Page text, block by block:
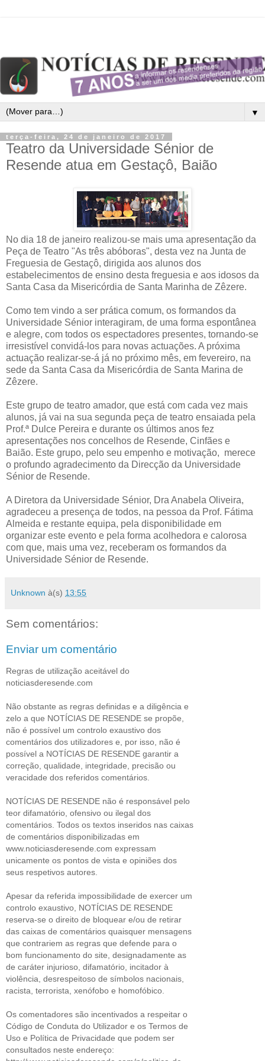
▼
terça-feira, 24 de janeiro de 2017
Teatro da Universidade Sénior de
Resende atua em Gestaçô, Baião
No dia 18 de janeiro realizou-se mais uma apresentação da
Peça de Teatro "As três abóboras", desta vez na Junta de
Freguesia de Gestaçô, dirigida aos alunos dos
estabelecimentos de ensino desta freguesia e aos idosos da
Santa Casa da Misericórdia de Santa Marinha de Zêzere.
Como tem vindo a ser prática comum, os formandos da
Universidade Sénior interagiram, de uma forma espontânea
e alegre, com todos os espectadores presentes, tornando-se
irresistível convidá-los para novas actuações. A próxima
actuação realizar-se-á já no próximo mês, em fevereiro, na
sede da Santa Casa da Misericórdia de Santa Marina de
Zêzere.
Este grupo de teatro amador, que está com cada vez mais
alunos, já vai na sua segunda peça de teatro ensaiada pela
Prof.ª Dulce Pereira e durante os últimos anos fez
apresentações nos concelhos de Resende, Cinfães e
Baião. Este grupo, pelo seu empenho e motivação, merece
o profundo agradecimento da Direcção da Universidade
Sénior de Resende.
A Diretora da Universidade Sénior, Dra Anabela Oliveira,
agradeceu a presença de todos, na pessoa da Prof. Fátima
Almeida e restante equipa, pela disponibilidade em
organizar este evento e pela forma acolhedora e calorosa
com que, mais uma vez, receberam os formandos da
Universidade Sénior de Resende.
Unknown à(s) 13:55
Sem comentários:
Enviar um comentário
Regras de utilização aceitável do
noticiasderesende.com
Não obstante as regras definidas e a diligência e
zelo a que NOTÍCIAS DE RESENDE se propõe,
não é possível um controlo exaustivo dos
comentários dos utilizadores e, por isso, não é
possível a NOTÍCIAS DE RESENDE garantir a
correção, qualidade, integridade, precisão ou
veracidade dos referidos comentários.
NOTÍCIAS DE RESENDE não é responsável pelo
teor difamatório, ofensivo ou ilegal dos
comentários. Todos os textos inseridos nas caixas
de comentários disponibilizadas em
www.noticiasderesende.com expressam
unicamente os pontos de vista e opiniões dos
seus respetivos autores.
Apesar da referida impossibilidade de exercer um
controlo exaustivo, NOTÍCIAS DE RESENDE
reserva-se o direito de bloquear e/ou de retirar
das caixas de comentários quaisquer mensagens
que contrariem as regras que defende para o
bom funcionamento do site, designadamente as
de caráter injurioso, difamatório, incitador à
violência, desrespeitoso de símbolos nacionais,
racista, terrorista, xenófobo e homofóbico.
Os comentadores são incentivados a respeitar o
Código de Conduta do Utilizador e os Termos de
Uso e Política de Privacidade que podem ser
consultados neste endereço: